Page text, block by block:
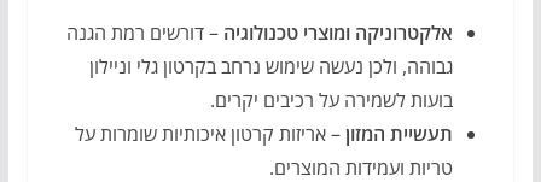
אלקטרוניקה ומוצרי טכנולוגיה – דורשים רמת הגנה
גבוהה, ולכן נעשה שימוש נרחב בקרטון גלי וניילון
בועות לשמירה על רכיבים יקרים.
תעשיית המזון– אריזות קרטון איכותיות שומרות על
טריות ועמידות המוצרים.